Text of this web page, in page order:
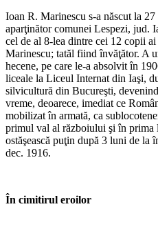
Ioan R. Marinescu s-a născut la
aparţinător comunei Lespezi, jud.
cel de al 8-lea dintre cei 12 copii
Marinescu; tatăl fiind învăţător. A
hecene, pe care le-a absolvit în
liceale la Liceul Internat din Iaşi,
silvicultură din Bucureşti,
vreme, deoarece, imediat ce
mobilizat în armată, ca
primul val al războiului şi în prima
ostăşească puţin după 3 luni de la
dec. 1916.
În cimitirul eroilor